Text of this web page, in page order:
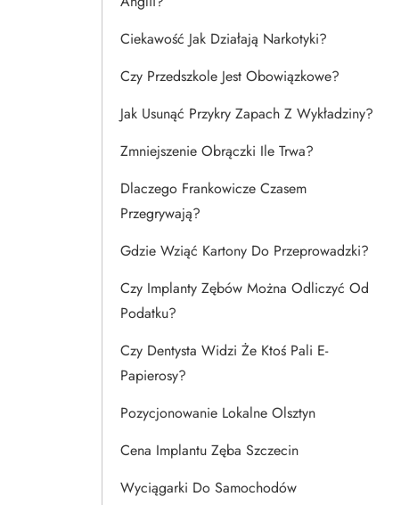
Ciekawość Jak Działają Narkotyki?
Czy Przedszkole Jest Obowiązkowe?
Jak Usunąć Przykry Zapach Z Wykładziny?
Zmniejszenie Obrączki Ile Trwa?
Dlaczego Frankowicze Czasem
Przegrywają?
Gdzie Wziąć Kartony Do Przeprowadzki?
Czy Implanty Zębów Można Odliczyć Od
Podatku?
Czy Dentysta Widzi Że Ktoś Pali E-
Papierosy?
Pozycjonowanie Lokalne Olsztyn
Cena Implantu Zęba Szczecin
Wyciągarki Do Samochodów